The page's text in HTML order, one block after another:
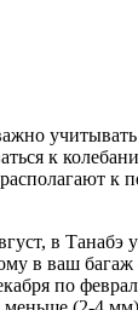
к
в Танабэ
в ваш багаж
по